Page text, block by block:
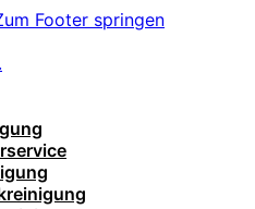
Footer springen